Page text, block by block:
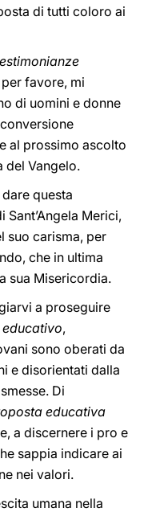
di tutti coloro ai
favore, mi
di uomini e donne
al prossimo ascolto
del Vangelo.
questa
Merici,
suo carisma, per
che in ultima
sua Misericordia.
a proseguire
,
sono oberati da
e disorientati dalla
Di
educativa
a discernere i pro e
sappia indicare ai
nei valori.
umana nella